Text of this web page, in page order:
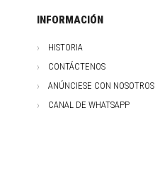
INFORMACIÓN
HISTORIA
CONTÁCTENOS
ANÚNCIESE CON NOSOTROS
CANAL DE WHATSAPP